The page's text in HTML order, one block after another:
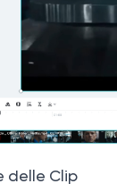
delle Clip